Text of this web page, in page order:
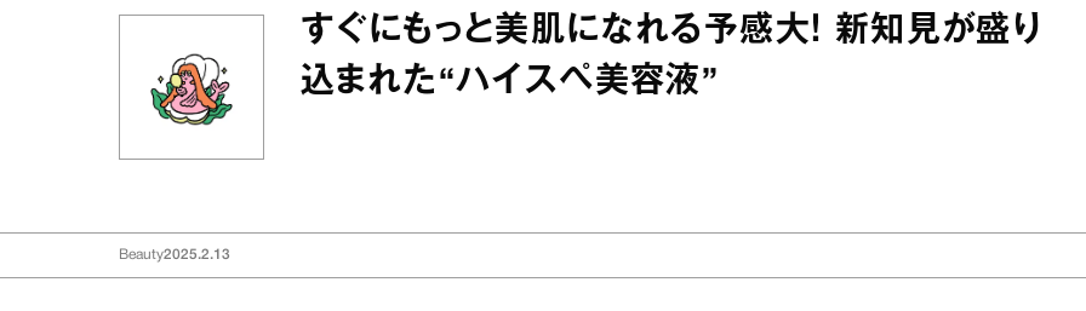
すぐにもっと美肌になれる予感大！ 新知見が盛り
込まれた“ハイスペ美容液”
Beauty2025.2.13